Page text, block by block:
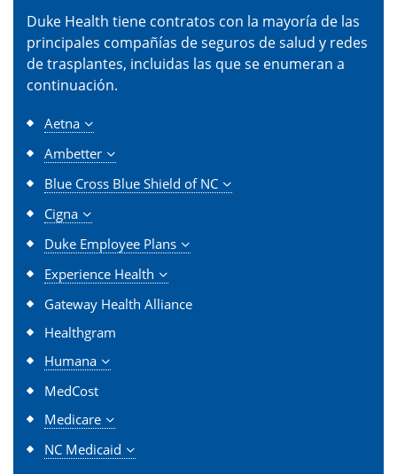
Duke Health tiene contratos con la mayoría de las
principales compañías de seguros de salud y redes
de trasplantes, incluidas las que se enumeran a
continuación.
Aetna
Ambetter
Blue Cross Blue Shield of NC
Cigna
Duke Employee Plans
Experience Health
Gateway Health Alliance
Healthgram
Humana
MedCost
Medicare
NC Medicaid